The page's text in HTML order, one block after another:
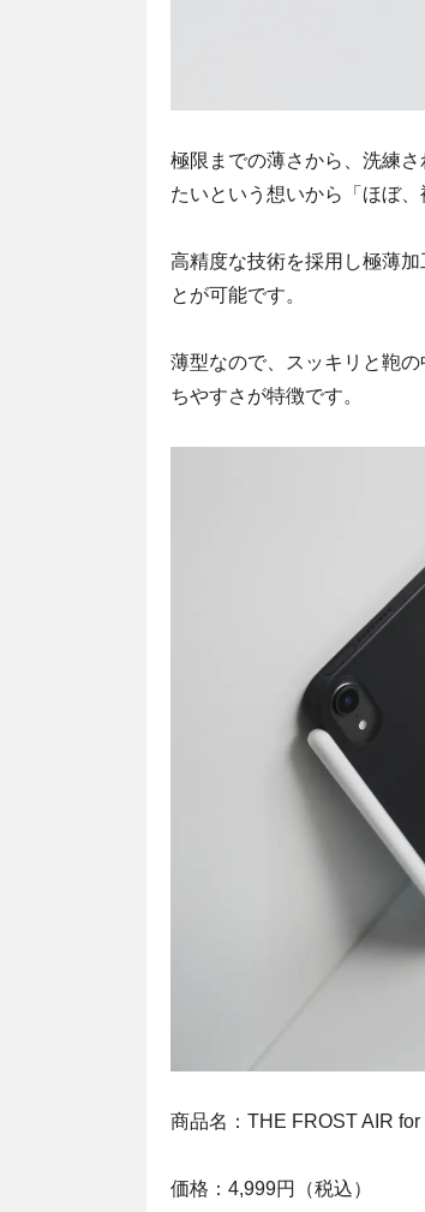
極限までの薄さから、洗練
たいという想いから「ほぼ
高精度な技術を採用し極薄
とが可能です。
薄型なので、スッキリと鞄
ちやすさが特徴です。
商品名：THE FROST AIR
価格：4,999円（税込）